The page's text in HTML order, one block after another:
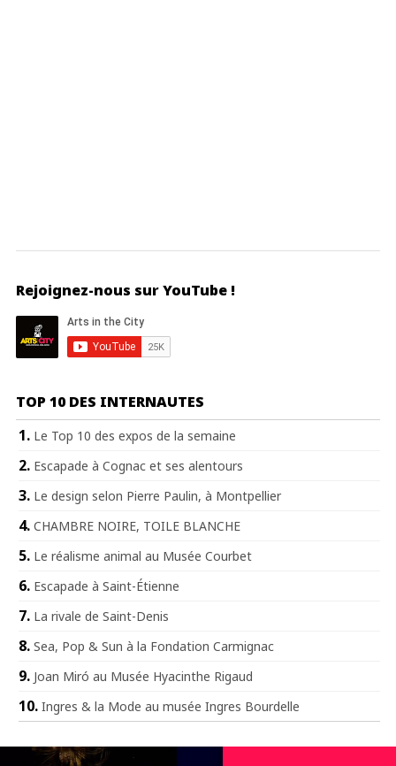
Rejoignez-nous sur YouTube !
TOP 10 DES INTERNAUTES
Le Top 10 des expos de la semaine
Escapade à Cognac et ses alentours
Le design selon Pierre Paulin, à Montpellier
CHAMBRE NOIRE, TOILE BLANCHE
Le réalisme animal au Musée Courbet
Escapade à Saint-Étienne
La rivale de Saint-Denis
Sea, Pop & Sun à la Fondation Carmignac
Joan Miró au Musée Hyacinthe Rigaud
Ingres & la Mode au musée Ingres Bourdelle